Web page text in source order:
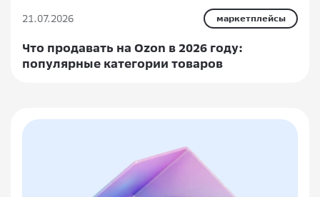
21.07.2026 маркетплейсы
Что продавать на Ozon в 2026 году:
популярные категории товаров